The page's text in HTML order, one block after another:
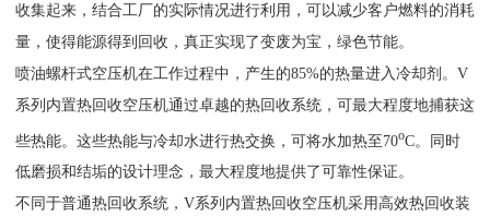
收集起来，结合工厂的实际情况进行利用，可以减少客户燃料的消耗
量，使得能源得到回收，真正实现了变废为宝，绿色节能。
喷油螺杆式空压机在工作过程中，产生的85%的热量进入冷却剂。V
系列内置热回收空压机通过卓越的热回收系统，可最大程度地捕获这
些热能。这些热能与冷却水进行热交换，可将水加热至70oC。同时
低磨损和结垢的设计理念，最大程度地提供了可靠性保证。
不同于普通热回收系统，V系列内置热回收空压机采用高效热回收装